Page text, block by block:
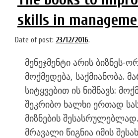
skills in
Date of post: 23/12/2016.
მენეჯმენტი არის ბიზნეს-
მოქმედება, საქმიანობა.
სიტყვებით ის ნიშნავს:
შეკრიბო ხალხი ერთად
მიზნების
მრავალი წიგნია იმის